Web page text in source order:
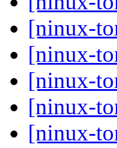
[ninux-
[ninux-
[ninux-
[ninux-
[ninux-